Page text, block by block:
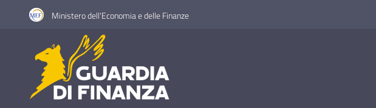
Vai al contenuto
Vai alla navigazione
Vai al footer Ministero dell'Economia e delle Finanze
Guardia di Finanza